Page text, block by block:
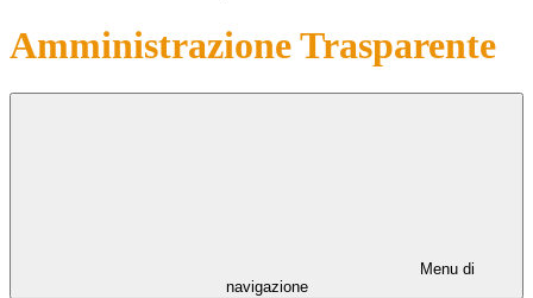
Amministrazione Trasparente
Menu di
navigazione